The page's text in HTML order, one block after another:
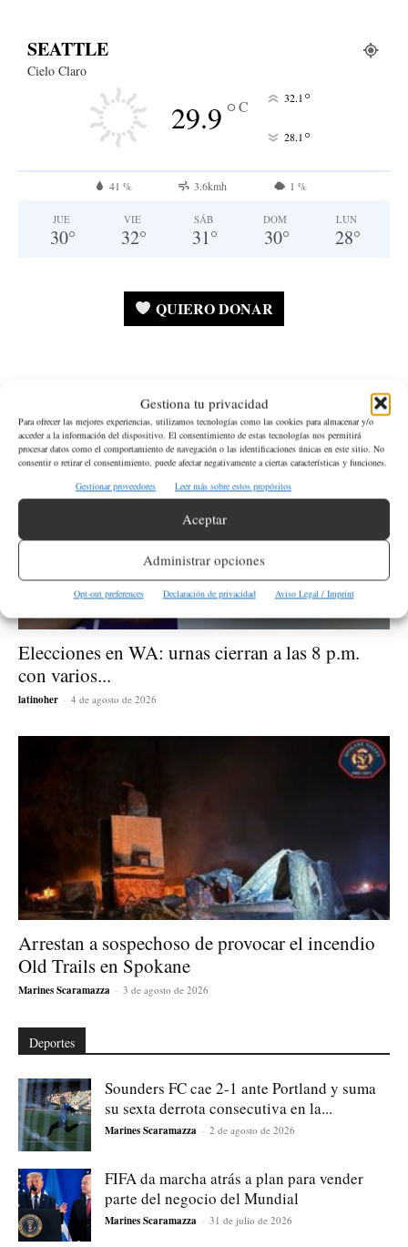
Gestiona tu privacidad
Para ofrecer las mejores experiencias, utilizamos tecnologías como las cookies para almacenar y/o
acceder a la información del dispositivo. El consentimiento de estas tecnologías nos permitirá
procesar datos como el comportamiento de navegación o las identificaciones únicas en este sitio. No
consentir o retirar el consentimiento, puede afectar negativamente a ciertas características y funciones.
Gestionar proveedores
Leer más sobre estos propósitos
Aceptar
Administrar opciones
Opt-out preferences Declaración de privacidad Aviso Legal / Imprint
SEATTLE
Cielo Claro
29.9°C 32.1 °
28.1 °
41 % 3.6kmh 1 %
JUE
30°
VIE
32°
SÁB
31°
DOM
30°
LUN
28°
QUIERO DONAR
Estado de Washington
Elecciones en WA: urnas cierran a las 8 p.m.
con varios...
latinoher - 4 de agosto de 2026
Arrestan a sospechoso de provocar el incendio
Old Trails en Spokane
Marines Scaramazza - 3 de agosto de 2026
Deportes
Sounders FC cae 2-1 ante Portland y suma
su sexta derrota consecutiva en la...
Marines Scaramazza - 2 de agosto de 2026
FIFA da marcha atrás a plan para vender
parte del negocio del Mundial
Marines Scaramazza - 31 de julio de 2026